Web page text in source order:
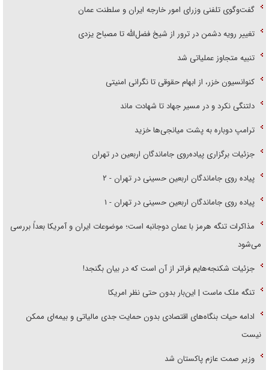
گفت‌وگوی تلفنی وزرای امور خارجه ایران و سلطنت عمان
تغییر رویه دشمن در ترور از شیخ فضل‌الله تا مصباح یزدی
تنبیه متجاوز عملیاتی شد
کنوانسیون خزر، از ابهام حقوقی تا نگرانی امنیتی
دلتنگی نکرد و در مسیر جهاد تا شهادت ماند
ترامپ دوباره به پشت میانجی‌ها خزید
جزئیات برگزاری پیاده‌روی جاماندگان اربعین در تهران
پیاده روی جاماندگان اربعین حسینی در تهران - ۲
پیاده روی جاماندگان اربعین حسینی در تهران - ۱
مذاکرات تنگه هرمز با عمان دوجانبه است؛ موضوعات ایران و آمریکا بعداً بررسی
می‌شود
جزئیات شکنجه‌هایم فراتر از آن است که در بیان بگنجد!
تنگه ملک ماست | این‌بار بدون حتی نظر امریکا
ادامه حیات بنگاه‌های اقتصادی بدون حمایت جدی مالیاتی و بیمه‌ای ممکن
نیست
وزیر صمت عازم پاکستان شد